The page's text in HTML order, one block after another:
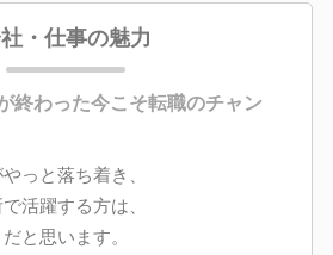
・仕事の魅力
終わった今こそ転職のチャン
っと落ち着き、
活躍する方は、
と思います。